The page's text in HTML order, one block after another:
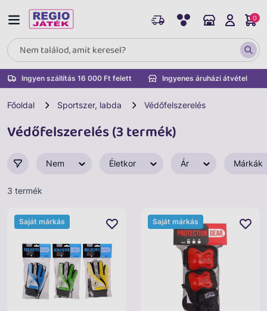
Ingyen szállítás 16 000 Ft felett Ingyenes áruházi átvétel
0
Főoldal Sportszer, labda Védőfelszerelés
Védőfelszerelés (3 termék)
Nem Életkor Ár Márkák
3 termék
Saját márkás Saját márkás